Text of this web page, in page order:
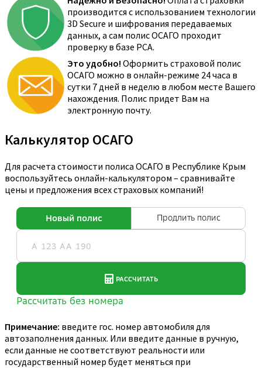
производится с использованием технологии
3D Secure и шифрования передаваемых
данных, а сам полис ОСАГО проходит
проверку в базе РСА.
Это удобно! Оформить страховой полис
ОСАГО можно в онлайн-режиме 24 часа в
сутки 7 дней в неделю в любом месте Вашего
нахождения. Полис придет Вам на
электронную почту.
Калькулятор ОСАГО
Для расчета стоимости полиса ОСАГО в Республике Крым
воспользуйтесь онлайн-калькулятором – сравнивайте
цены и предложения всех страховых компаний!
Примечание: введите гос. номер автомобиля для
автозаполнения данных. Или введите данные в ручную,
если данные не соответствуют реальности или
государственный номер будет меняться при